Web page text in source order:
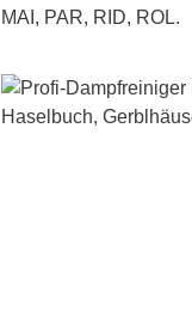
MAI, PAR, RID, ROL.